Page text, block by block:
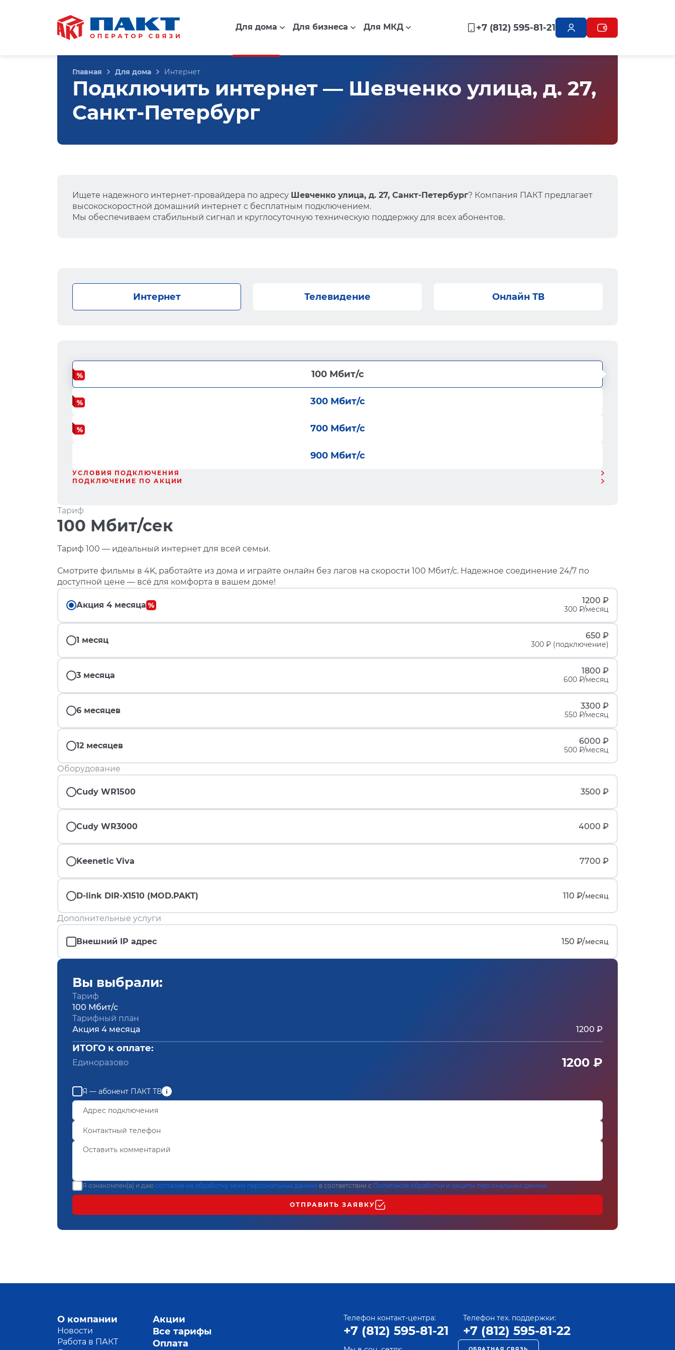
Для дома Для бизнеса Для МКД +7 (812) 595-81-21
Главная Для дома Интернет
Подключить интернет — Шевченко улица, д. 27,
Санкт-Петербург
Ищете надежного интернет-провайдера по адресу Шевченко улица, д. 27, Санкт-Петербург? Компания ПАКТ предлагает
высокоскоростной домашний интернет с бесплатным подключением.
Мы обеспечиваем стабильный сигнал и круглосуточную техническую поддержку для всех абонентов.
Интернет Телевидение Онлайн ТВ
100 Мбит/с
300 Мбит/с
700 Мбит/с
900 Мбит/с
УСЛОВИЯ ПОДКЛЮЧЕНИЯ
ПОДКЛЮЧЕНИЕ ПО АКЦИИ
Тариф
100 Мбит/сек
Тариф 100 — идеальный интернет для всей семьи.
Смотрите фильмы в 4K, работайте из дома и играйте онлайн без лагов на скорости 100 Мбит/с. Надежное соединение 24/7 по
доступной цене — всё для комфорта в вашем доме!
Акция 4 месяца 1200 ₽
300 ₽/месяц
1 месяц 650 ₽
300 ₽ (подключение)
3 месяца 1800 ₽
600 ₽/месяц
6 месяцев 3300 ₽
550 ₽/месяц
12 месяцев 6000 ₽
500 ₽/месяц
Оборудование
Cudy WR1500 3500 ₽
Cudy WR3000 4000 ₽
Keenetic Viva 7700 ₽
D-link DIR-X1510 (MOD.PAKT) 110 ₽/месяц
Дополнительные услуги
Внешний IP адрес 150 ₽/месяц
Вы выбрали:
Тариф
100 Мбит/с
Тарифный план
Акция 4 месяца
1200 ₽
ИТОГО к оплате:
Единоразово 1200 ₽
Я — абонент ПАКТ ТВ
Я ознакомлен(а) и даю согласие на обработку моих персональных данных в соответствии с Политикой обработки и защиты персональных данных
ОТПРАВИТЬ ЗАЯВКУ
О компании
Новости
Работа в ПАКТ
Акции
Все тарифы
Оплата
Телефон контакт-центра:
+7 (812) 595-81-21
Телефон тех. поддержки:
+7 (812) 595-81-22